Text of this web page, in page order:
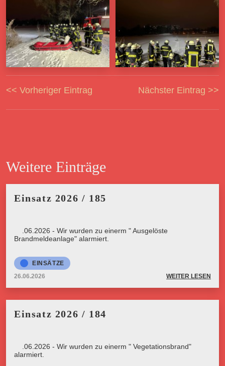
<< Vorheriger Eintrag Nächster Eintrag >>
Weitere Einträge
Einsatz 2026 / 185
26.06.2026 - Wir wurden zu einerm " Ausgelöste
Brandmeldeanlage" alarmiert.
EINSÄTZE
26.06.2026
WEITER LESEN
Einsatz 2026 / 184
26.06.2026 - Wir wurden zu einerm " Vegetationsbrand"
alarmiert.